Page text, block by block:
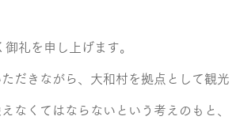
礼を申し上げます。
だきながら、大和村を拠点として観光
なくてはならないという考えのもと、